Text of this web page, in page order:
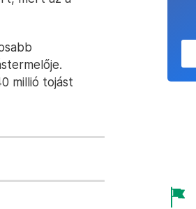
millió tojást